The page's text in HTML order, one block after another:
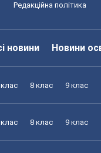
Редакційна політика
новини Новини
8 клас 9 клас
8 клас 9 клас